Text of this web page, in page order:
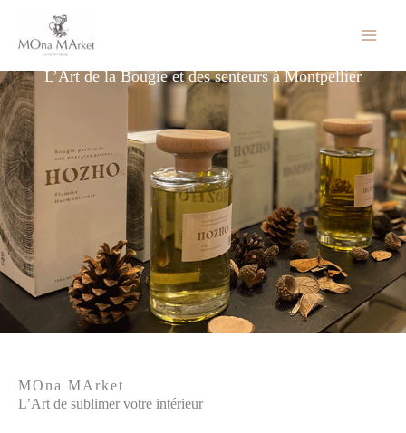
L’Art de la Bougie et des senteurs à Montpellier
MOna MArket
L’Art de sublimer votre intérieur